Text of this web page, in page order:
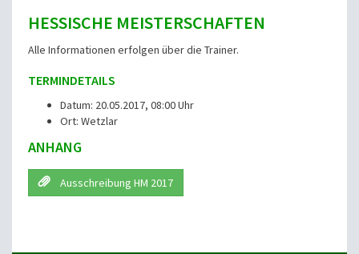
HESSISCHE MEISTERSCHAFTEN
Alle Informationen erfolgen über die Trainer.
TERMINDETAILS
Datum: 20.05.2017, 08:00 Uhr
Ort: Wetzlar
ANHANG
Ausschreibung HM 2017